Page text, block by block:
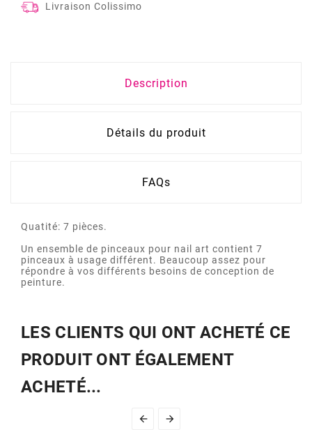
Livraison Colissimo
Description
Détails du produit
FAQs
Quatité: 7 pièces.
Un ensemble de pinceaux pour nail art contient 7
pinceaux à usage différent. Beaucoup assez pour
répondre à vos différents besoins de conception de
peinture.
LES CLIENTS QUI ONT ACHETÉ CE
PRODUIT ONT ÉGALEMENT
ACHETÉ...
 